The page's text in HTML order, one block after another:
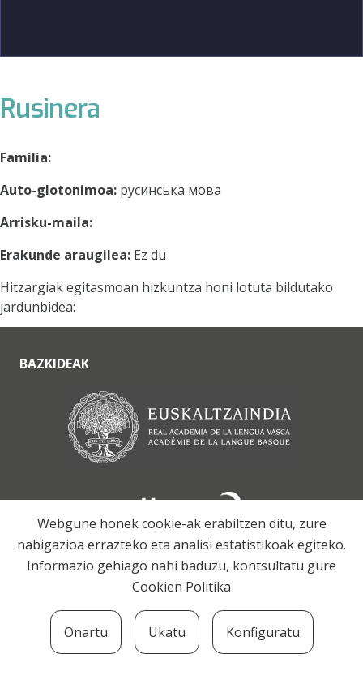
Rusinera
Familia:
Auto-glotonimoa: русинська мова
Arrisku-maila:
Erakunde araugilea: Ez du
Hitzargiak egitasmoan hizkuntza honi lotuta bildutako
jardunbidea:
BAZKIDEAK
Webgune honek cookie-ak erabiltzen ditu, zure
nabigazioa errazteko eta analisi estatistikoak egiteko.
Informazio gehiago nahi baduzu, kontsultatu gure
Cookien Politika
Onartu Ukatu Konfiguratu